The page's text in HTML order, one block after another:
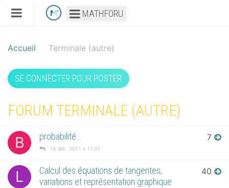
MATHFORU
Accueil Terminale (autre)
SE CONNECTER POUR POSTER
FORUM TERMINALE (AUTRE)
B
probabilité...
15 déc. 2011 à 11:37
7
L
Calcul des équations de tangentes,
variations et représentation graphique
40